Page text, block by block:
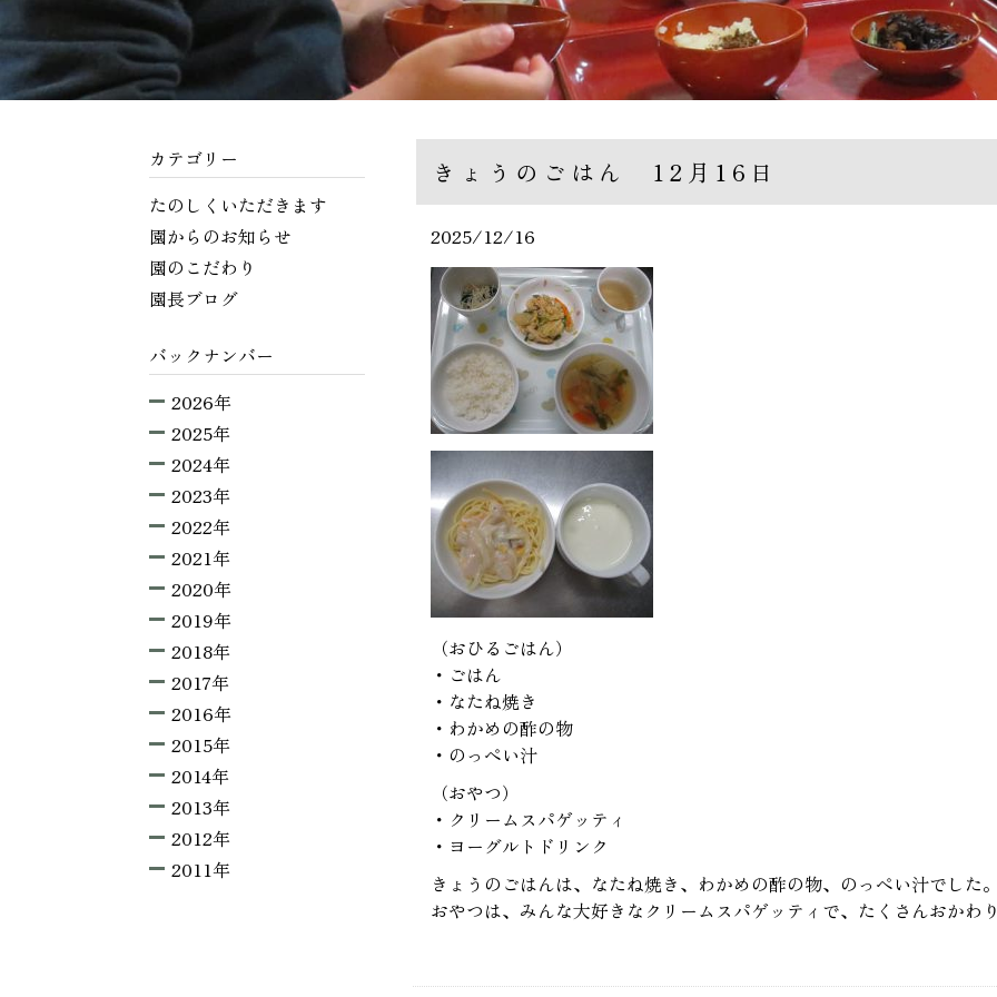
きょうのごはん 12月16日
2025/12/16
（おひるごはん）
・ごはん
・なたね焼き
・わかめの酢の物
・のっぺい汁
（おやつ）
・クリームスパゲッティ
・ヨーグルトドリンク
きょうのごはんは、なたね焼き、わかめの酢の物、のっぺい汁でした。
おやつは、みんな大好きなクリームスパゲッティで、たくさんおかわ
カテゴリー
たのしくいただきます
園からのお知らせ
園のこだわり
園長ブログ
バックナンバー
2026年
2025年
2024年
2023年
2022年
2021年
2020年
2019年
2018年
2017年
2016年
2015年
2014年
2013年
2012年
2011年